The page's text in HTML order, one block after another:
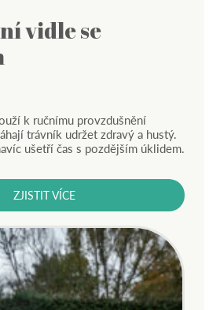
vidle se
k ručnímu provzdušnění
trávník udržet zdravý a hustý.
ušetří čas s pozdějším úklidem.
ZJISTIT VÍCE